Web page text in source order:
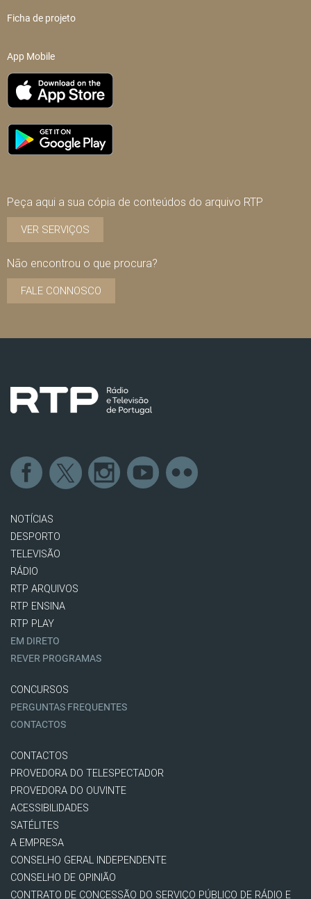
Ficha de projeto
App Mobile
Peça aqui a sua cópia de conteúdos do arquivo RTP
VER SERVIÇOS
Não encontrou o que procura?
FALE CONNOSCO
NOTÍCIAS
DESPORTO
TELEVISÃO
RÁDIO
RTP ARQUIVOS
RTP ENSINA
RTP PLAY
EM DIRETO
REVER PROGRAMAS
CONCURSOS
PERGUNTAS FREQUENTES
CONTACTOS
CONTACTOS
PROVEDORA DO TELESPECTADOR
PROVEDORA DO OUVINTE
ACESSIBILIDADES
SATÉLITES
A EMPRESA
CONSELHO GERAL INDEPENDENTE
CONSELHO DE OPINIÃO
CONTRATO DE CONCESSÃO DO SERVIÇO PÚBLICO DE RÁDIO E